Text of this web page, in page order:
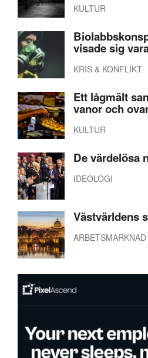
KULTUR
visade sig
KRIS & KONFLIKT
Ett lågmält
vanor och
KULTUR
De värdelösa
IDEOLOGI
Västvärldens
ARBETSMARKNAD